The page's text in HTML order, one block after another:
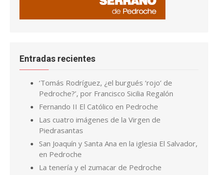
Entradas recientes
‘Tomás Rodríguez, ¿el burgués ‘rojo’ de
Pedroche?’, por Francisco Sicilia Regalón
Fernando II El Católico en Pedroche
Las cuatro imágenes de la Virgen de
Piedrasantas
San Joaquín y Santa Ana en la iglesia El Salvador,
en Pedroche
La tenería y el zumacar de Pedroche